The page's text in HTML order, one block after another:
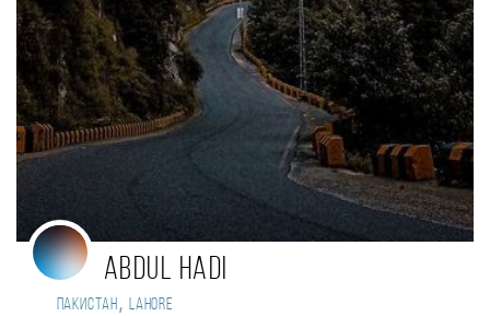
Abdul Hadi
Пакистан , Lahore